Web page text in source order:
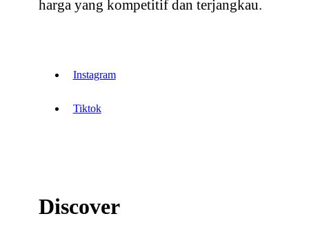
harga yang kompetitif dan terjangkau.
Instagram
Tiktok
Discover